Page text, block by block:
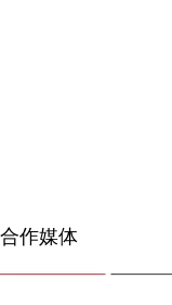
合作媒体